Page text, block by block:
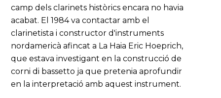
camp dels clarinets històrics encara no havia
acabat. El 1984 va contactar amb el
clarinetista i constructor d'instruments
nordamericà afincat a La Haia Eric Hoeprich,
que estava investigant en la construcció de
corni di bassetto ja que pretenia aprofundir
en la interpretació amb aquest instrument.